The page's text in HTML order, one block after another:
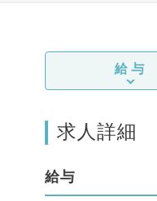
給与
求人詳細
給与